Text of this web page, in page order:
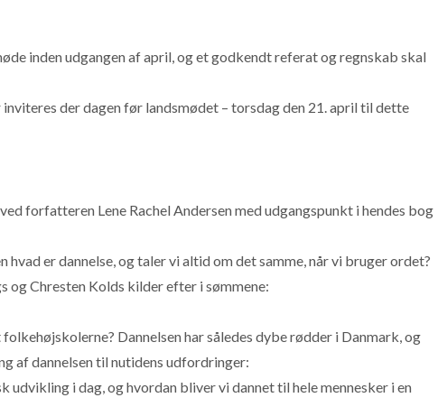
inden udgangen af april, og et godkendt referat og regnskab skal
der dagen før landsmødet – torsdag den 21. april til dette
forfatteren Lene Rachel Andersen med udgangspunkt i hendes bog
hvad er dannelse, og taler vi altid om det samme, når vi bruger ordet?
og Chresten Kolds kilder efter i sømmene:
Dannelsen har således dybe rødder i Danmark, og
af dannelsen til nutidens udfordringer:
i dag, og hvordan bliver vi dannet til hele mennesker i en